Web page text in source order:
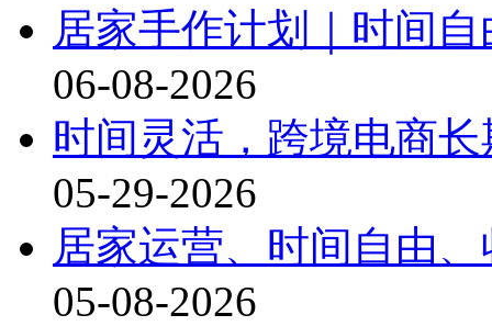
居家手作计划｜时间
06-08-2026
时间灵活，跨境电商
05-29-2026
居家运营、时间自由
05-08-2026